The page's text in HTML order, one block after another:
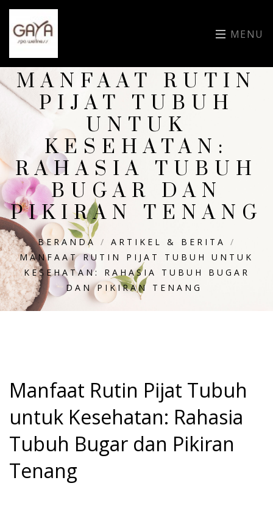
MENU
MANFAAT RUTIN
PIJAT TUBUH
UNTUK
KESEHATAN:
RAHASIA TUBUH
BUGAR DAN
PIKIRAN TENANG
BERANDA / ARTIKEL & BERITA
/
MANFAAT RUTIN PIJAT TUBUH UNTUK
KESEHATAN: RAHASIA TUBUH BUGAR
DAN PIKIRAN TENANG
Manfaat Rutin Pijat Tubuh
untuk Kesehatan: Rahasia
Tubuh Bugar dan Pikiran
Tenang